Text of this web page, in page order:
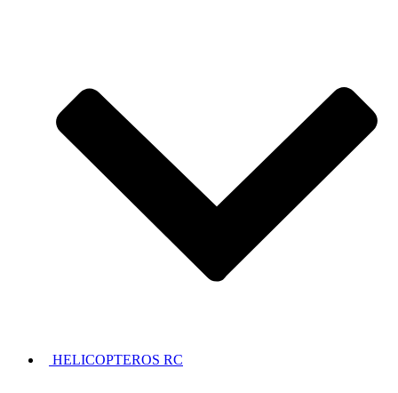
HELICOPTEROS RC